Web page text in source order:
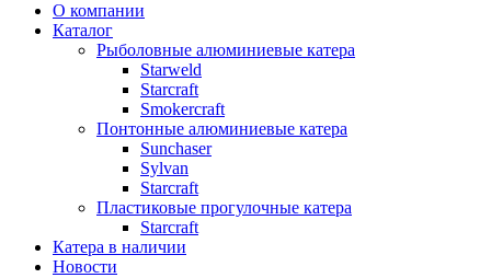
О компании
Каталог
Рыболовные алюминиевые катера
Starweld
Starcraft
Smokercraft
Понтонные алюминиевые катера
Sunchaser
Sylvan
Starcraft
Пластиковые прогулочные катера
Starcraft
Катера в наличии
Новости